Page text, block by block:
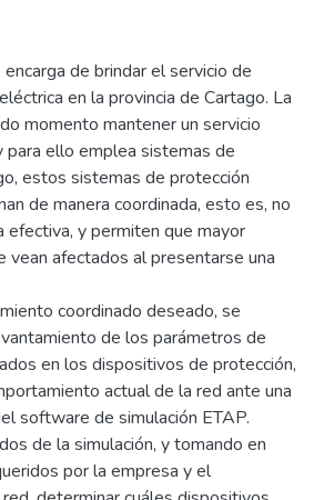
de brindar el servicio de
en la provincia de Cartago. La
momento mantener un servicio
para ello emplea sistemas de
estos sistemas de protección
de manera coordinada, esto es, no
efectiva, y permiten que mayor
vean afectados al presentarse una
coordinado deseado, se
de los parámetros de
en los dispositivos de protección,
actual de la red ante una
software de simulación ETAP.
de la simulación, y tomando en
por la empresa y el